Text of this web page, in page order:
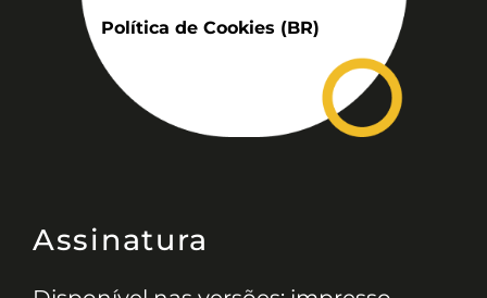
Política de Cookies (BR)
Assinatura